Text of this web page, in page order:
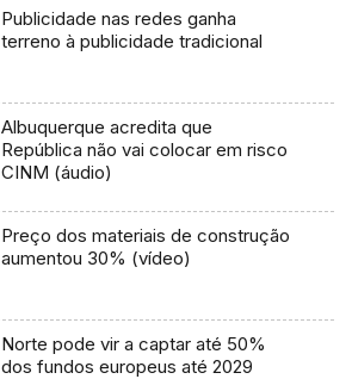
Publicidade nas redes ganha
terreno à publicidade tradicional
Albuquerque acredita que
República não vai colocar em risco
CINM (áudio)
Preço dos materiais de construção
aumentou 30% (vídeo)
Norte pode vir a captar até 50%
dos fundos europeus até 2029